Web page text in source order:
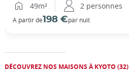
49m²
2 personnes
A partir de198 €par nuit
DÉCOUVREZ NOS MAISONS À KYOTO (32)